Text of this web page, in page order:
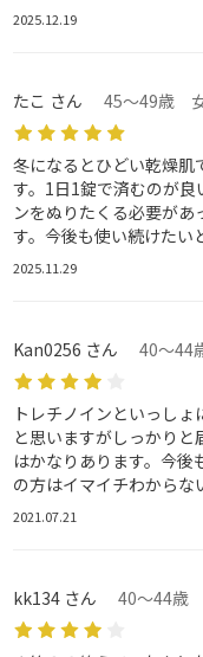
2025.12.19
たこ さん 45～49歳
冬になるとひどい乾燥肌
す。1日1錠で済むのが良
ンをぬりたくる必要があ
す。今後も使い続けたい
2025.11.29
Kan0256 さん 40～
トレチノインといっし
と思いますがしっかり
はかなりあります。今後
の方はイマイチわからな
2021.07.21
kk134 さん 40～44歳